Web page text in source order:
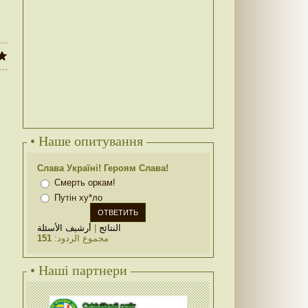
• Наше опитування
Слава Україні! Героям Слава!
Смерть оркам!
Путін ху*ло
النتائج
أرشيف الأسئلة
مجموع الردود:151
• Наші партнери